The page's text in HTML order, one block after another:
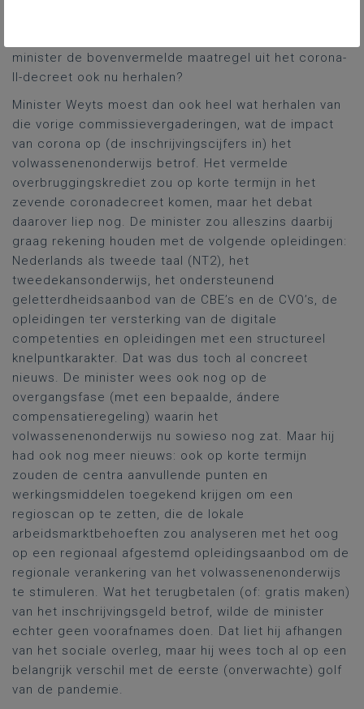
minister de bovenvermelde maatregel uit het corona-
II-decreet ook nu herhalen?
Minister Weyts moest dan ook heel wat herhalen van
die vorige commissievergaderingen, wat de impact
van corona op (de inschrijvingscijfers in) het
volwassenenonderwijs betrof. Het vermelde
overbruggingskrediet zou op korte termijn in het
zevende coronadecreet komen, maar het debat
daarover liep nog. De minister zou alleszins daarbij
graag rekening houden met de volgende opleidingen:
Nederlands als tweede taal (NT2), het
tweedekansonderwijs, het ondersteunend
geletterdheidsaanbod van de CBE’s en de CVO’s, de
opleidingen ter versterking van de digitale
competenties en opleidingen met een structureel
knelpuntkarakter. Dat was dus toch al concreet
nieuws. De minister wees ook nog op de
overgangsfase (met een bepaalde, ándere
compensatieregeling) waarin het
volwassenenonderwijs nu sowieso nog zat. Maar hij
had ook nog meer nieuws: ook op korte termijn
zouden de centra aanvullende punten en
werkingsmiddelen toegekend krijgen om een
regioscan op te zetten, die de lokale
arbeidsmarktbehoeften zou analyseren met het oog
op een regionaal afgestemd opleidingsaanbod om de
regionale verankering van het volwassenenonderwijs
te stimuleren. Wat het terugbetalen (of: gratis maken)
van het inschrijvingsgeld betrof, wilde de minister
echter geen voorafnames doen. Dat liet hij afhangen
van het sociale overleg, maar hij wees toch al op een
belangrijk verschil met de eerste (onverwachte) golf
van de pandemie.